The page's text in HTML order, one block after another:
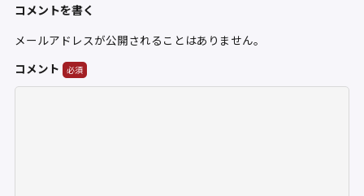
コメントを書く
メールアドレスが公開されることはありません。
コメント